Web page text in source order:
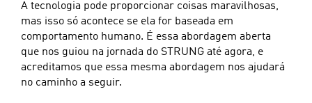
A tecnologia pode proporcionar coisas maravilhosas,
mas isso só acontece se ela for baseada em
comportamento humano. É essa abordagem aberta
que nos guiou na jornada do STRUNG até agora, e
acreditamos que essa mesma abordagem nos ajudará
no caminho a seguir.